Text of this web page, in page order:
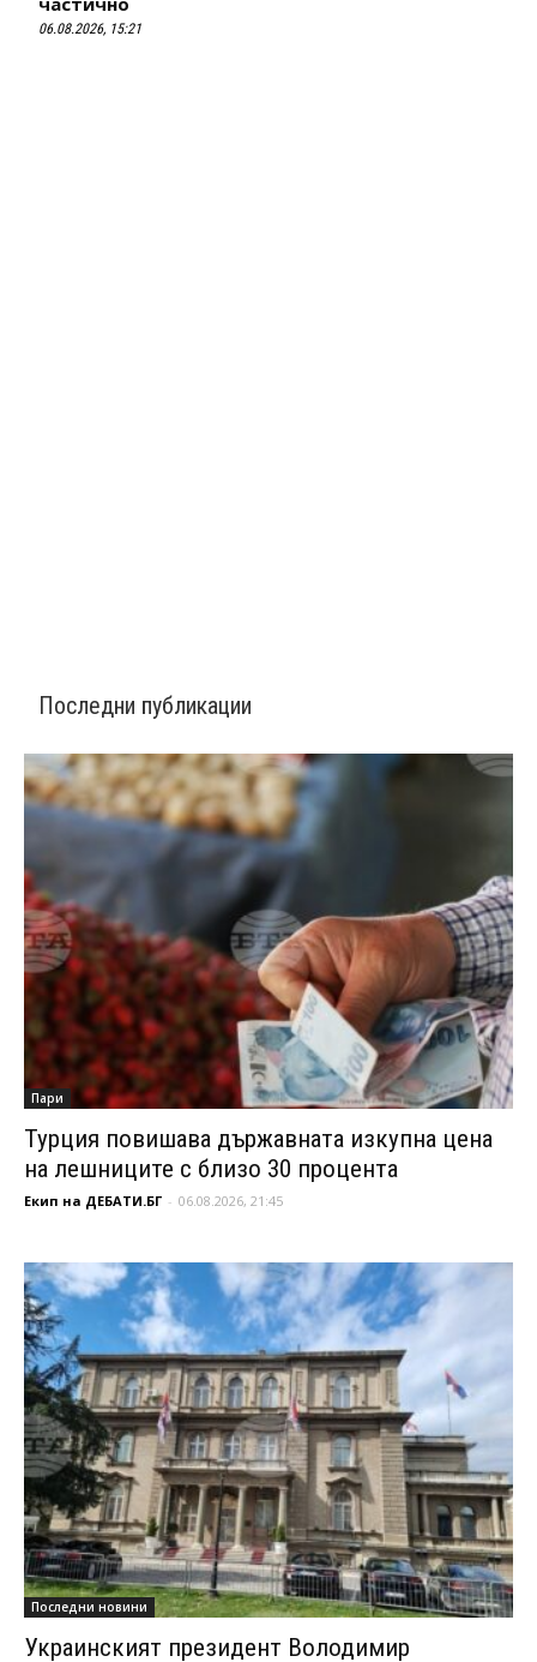
06.08.2026, 15:21
Последни публикации
Пари
Турция повишава държавната изкупна цена
на лешниците с близо 30 процента
Екип на ДЕБАТИ.БГ - 06.08.2026, 21:45
Последни новини
Украинският президент Володимир